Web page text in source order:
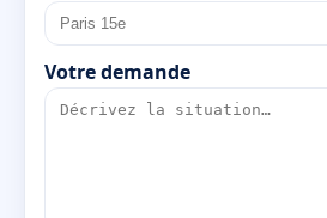
Votre demande